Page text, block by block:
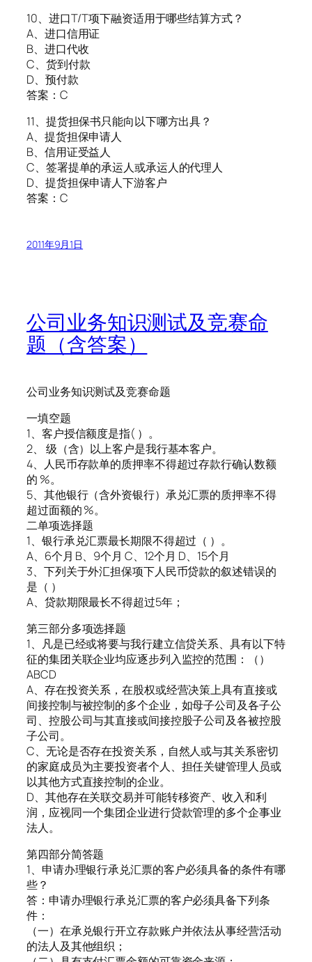
10、进口T/T项下融资适用于哪些结算方式？
A、进口信用证
B、进口代收
C、货到付款
D、预付款
答案：C
11、提货担保书只能向以下哪方出具？
A、提货担保申请人
B、信用证受益人
C、签署提单的承运人或承运人的代理人
D、提货担保申请人下游客户
答案：C
2011年9月1日
公司业务知识测试及竞赛命
题（含答案）
公司业务知识测试及竞赛命题
一填空题
1、客户授信额度是指( ）。
2、 级（含）以上客户是我行基本客户。
4、人民币存款单的质押率不得超过存款行确认数额
的 %。
5、其他银行（含外资银行）承兑汇票的质押率不得
超过面额的 %。
二单项选择题
1、银行承兑汇票最长期限不得超过（ ）。
A、6个月 B、9个月 C、12个月 D、15个月
3、下列关于外汇担保项下人民币贷款的叙述错误的
是（ ）
A、贷款期限最长不得超过5年；
第三部分多项选择题
1、凡是已经或将要与我行建立信贷关系、具有以下特
征的集团关联企业均应逐步列入监控的范围：（）
ABCD
A、存在投资关系，在股权或经营决策上具有直接或
间接控制与被控制的多个企业，如母子公司及各子公
司、控股公司与其直接或间接控股子公司及各被控股
子公司。
C、无论是否存在投资关系，自然人或与其关系密切
的家庭成员为主要投资者个人、担任关键管理人员或
以其他方式直接控制的企业。
D、其他存在关联交易并可能转移资产、收入和利
润，应视同一个集团企业进行贷款管理的多个企事业
法人。
第四部分简答题
1、申请办理银行承兑汇票的客户必须具备的条件有哪
些？
答：申请办理银行承兑汇票的客户必须具备下列条
件：
（一）在承兑银行开立存款账户并依法从事经营活动
的法人及其他组织；